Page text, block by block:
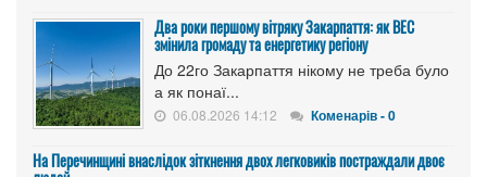
Два роки першому вітряку Закарпаття: як ВЕС
змінила громаду та енергетику регіону
До 22го Закарпаття нікому не треба було
а як понаї...
06.08.2026 14:12 Коменарів - 0
На Перечинщині внаслідок зіткнення двох легковиків постраждали двоє